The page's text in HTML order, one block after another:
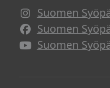
Suomen
Suomen
Suomen